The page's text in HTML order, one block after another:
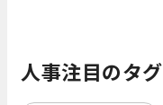
人事注目のタグ